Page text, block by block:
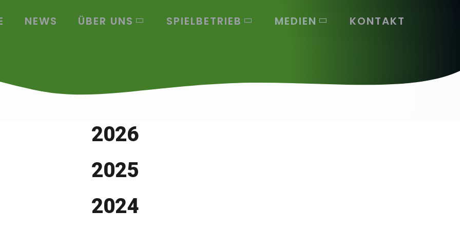
NEWS ÜBER UNS SPIELBETRIEB MEDIEN KONTAKT
2026
2025
2024